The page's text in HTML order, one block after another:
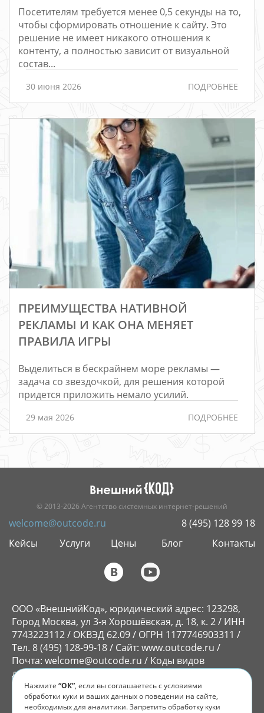
Посетителям требуется менее 0,5 секунды на то,
чтобы сформировать отношение к сайту. Это
решение не имеет никакого отношения к
контенту, а полностью зависит от визуальной
состав...
30 июня 2026 ПОДРОБНЕЕ
ПРЕИМУЩЕСТВА НАТИВНОЙ
РЕКЛАМЫ И КАК ОНА МЕНЯЕТ
ПРАВИЛА ИГРЫ
Выделиться в бескрайнем море рекламы —
задача со звездочкой, для решения которой
придется приложить немало усилий.
29 мая 2026 ПОДРОБНЕЕ
РАЗРАБОТКА
Редизайн
Порталы
Интернет-
магазины
© 2013-2026 Агентство системных интернет-решений
welcome@outcode.ru
8 (495) 128 99 18
Кейсы
Услуги Цены Блог Контакты
ООО «ВнешнийКод», юридический адрес: 123298,
Город Москва, ул 3-я Хорошёвская, д. 18, к. 2 / ИНН
7743223112 / ОКВЭД 62.09 / ОГРН 1177746903311 /
Тел. 8 (495) 128-99-18 / Сайт: www.outcode.ru /
Почта: welcome@outcode.ru / Коды видов
деятельности в области ИТ: 1.01, 2.01
ООО «ВнешнийКод» принадлежит исключительное
право на ПО «Flyvi», которое внесено в реестр
Нажмите “ОК”, если вы соглашаетесь с условиями
обработки куки и ваших данных о поведении на сайте,
необходимых для аналитики. Запретить обработку куки